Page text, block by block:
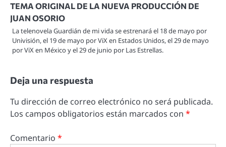
TEMA ORIGINAL DE LA NUEVA PRODUCCIÓN DE
JUAN OSORIO
La telenovela Guardián de mi vida se estrenará el 18 de mayo por
Univisión, el 19 de mayo por ViX en Estados Unidos, el 29 de mayo
por ViX en México y el 29 de junio por Las Estrellas.
Deja una respuesta
Tu dirección de correo electrónico no será publicada.
Los campos obligatorios están marcados con *
Comentario *